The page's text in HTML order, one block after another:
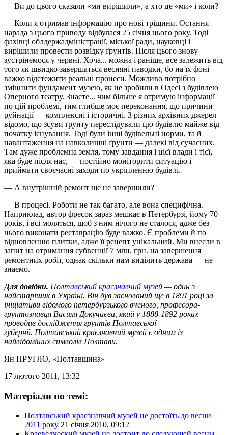
— Ви до цього сказали «ми вирішили», а хто це «ми» і коли?
— Коли я отримав інформацію про нові тріщини. Остання
нарада з цього приводу відбулася 25 січня цього року. Тоді
фахівці облдержадміністрації, міської ради, науковці і
вирішили провести розвідку ґрунтів. Після цього знову
зустрінемося у червні. Хоча... можна і раніше, все залежить від
того як швидко завершаться весняні паводки, бо на їх фоні
важко відстежити реальні процеси. Можливо потрібно
зміцнити фундамент музею, як це зробили в Одесі з будівлею
Оперного театру. Знаєте... чим більше я отримую інформації
по цій проблемі, тим глибше моє переконання, що причини
руйнації — комплексні і історичні. З різних архівних джерел
відомо, що зсуви ґрунту переслідували цю будівлю майже від
початку існування. Тоді були інші будівельні норми, та й
навантаження на навколишні ґрунти — далекі від сучасних.
Там дуже проблемна земля, тому завдання і цієї влади і тієї,
яка буде після нас, — постійно моніторити ситуацію і
приймати своєчасні заходи по укріпленню будівлі.
— А внутрішній ремонт ще не завершили?
— В процесі. Роботи не так багато, але вона специфічна.
Наприклад, автор фресок зараз мешкає в Петербурзі, йому 70
років, і всі моляться, щоб з ним нічого не сталося, адже без
нього виконати реставрацію буде важко. Є проблеми й по
відновленню плитки, адже її рецепт унікальний. Ми внесли в
запит на отримання субвенції 7 млн. грн. на завершення
ремонтних робіт, однак скільки нам виділить держава — не
знаємо.
Для довідки. Полтавський краєзнавчий музей — один з
найстаріших в Україні. Він був заснований ще в 1891 році за
ініціативи відомого петербурзького вченого, професора-
грунтознавця Василя Докучаєва, який у 1888-1892 роках
проводив дослідження грунтів Полтавської
губернії. Полтавський краєзнавчий музей є одним із
найвідоміших символів Полтави.
Ян ПРУГЛО, «Полтавщина»
17 лютого 2011, 13:32
Матеріали по темі:
Полтавський краєзнавчий музей не достоїть до весни
2011 року 21 січня 2010, 09:12